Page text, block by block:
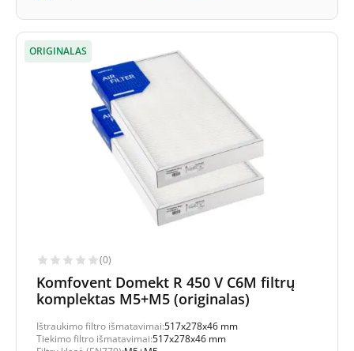
ORIGINALAS
(0)
Komfovent Domekt R 450 V C6M filtrų
komplektas M5+M5 (originalas)
Ištraukimo filtro išmatavimai:517x278x46 mm
Tiekimo filtro išmatavimai:517x278x46 mm